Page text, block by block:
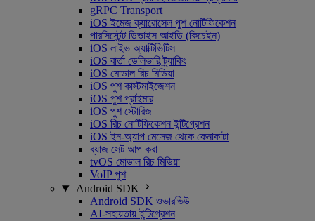
gRPC Transport
iOS ইমেজ ক্যারোসেল পুশ নোটিফিকেশন
পারসিস্টেন্ট ডিভাইস আইডি (কিচেইন)
iOS লাইভ অ্যাক্টিভিটিস
iOS বার্তা ডেলিভারি ট্র্যাকিং
iOS মোডাল রিচ মিডিয়া
iOS পুশ কাস্টমাইজেশন
iOS পুশ প্রাইমার
iOS পুশ স্টোরিজ
iOS রিচ নোটিফিকেশন ইন্টিগ্রেশন
iOS ইন-অ্যাপ মেসেজ থেকে কেনাকাটা
ব্যাজ সেট আপ করা
tvOS মোডাল রিচ মিডিয়া
VoIP পুশ
Android SDK
Android SDK ওভারভিউ
AI-সহায়তায় ইন্টিগ্রেশন